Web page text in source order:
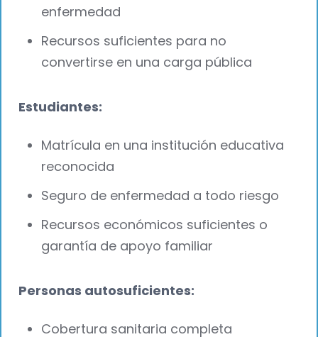
enfermedad
Recursos suficientes para no
convertirse en una carga pública
Estudiantes:
Matrícula en una institución educativa
reconocida
Seguro de enfermedad a todo riesgo
Recursos económicos suficientes o
garantía de apoyo familiar
Personas autosuficientes:
Cobertura sanitaria completa